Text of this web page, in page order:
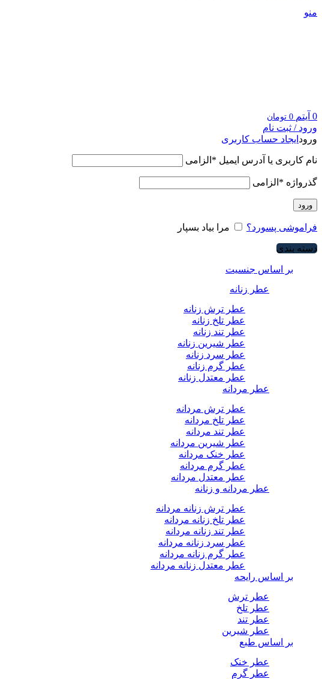
منو
0 آیتم 0 تومان
ورود / ثبت نام
ورود ایجاد حساب کاربری
نام کاربری یا آدرس ایمیل * الزامی
گذرواژه * الزامی
ورود
فراموشی پسورد؟ مرا بیاد بسپار
دسته بندی
بر اساس جنسیت
عطر زنانه
عطر ترش زنانه
عطر تلخ زنانه
عطر تند زنانه
عطر شیرین زنانه
عطر سرد زنانه
عطر گرم زنانه
عطر معتدل زنانه
عطر مردانه
عطر ترش مردانه
عطر تلخ مردانه
عطر تند مردانه
عطر شیرین مردانه
عطر خنک مردانه
عطر گرم مردانه
عطر معتدل مردانه
عطر مردانه و زنانه
عطر ترش زنانه مردانه
عطر تلخ زنانه مردانه
عطر تند زنانه مردانه
عطر سرد زنانه مردانه
عطر گرم زنانه مردانه
عطر معتدل زنانه مردانه
بر اساس رایحه
عطر ترش
عطر تلخ
عطر تند
عطر شیرین
بر اساس طبع
عطر خنک
عطر گرم